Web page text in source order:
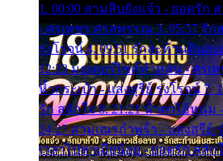
1. 00:00 สามสิบยังแจ๋ว - ยอดรัก
- ศรเพชร ศรสุพรรณ 3. 05:57 รัก
รุ่งโรจน์ 4. 09:51 รักสะท้านดินส
12:23 มอเตอร์ไซค์ทำหล่น - ศรเ
หิ้วกระเป๋า - แสงสุรีย์ รุ่งโรจน์ 7.
รัก สลักใจ 8. 21:21 น้ำตาไอ้หนุ่
24:27 สามเณรกำพร้า - แสงสุรีย์
เวลาไปหาเมียน้อย - ยอดรัก สลัก